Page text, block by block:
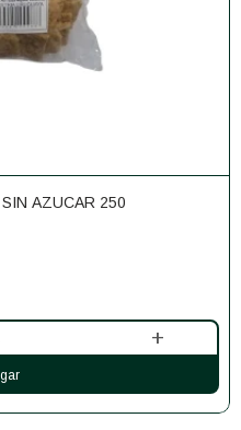
AZUCAR 250
+